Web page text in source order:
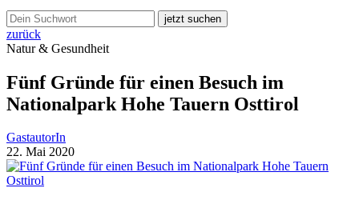
jetzt suchen
zurück
Natur & Gesundheit
Fünf Gründe für einen Besuch im
Nationalpark Hohe Tauern Osttirol
GastautorIn
22. Mai 2020